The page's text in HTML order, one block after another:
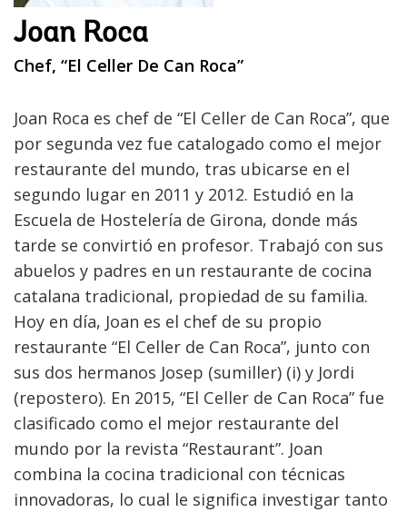
Joan Roca
Chef, “El Celler De Can Roca”
Joan Roca es chef de “El Celler de Can Roca”, que
por segunda vez fue catalogado como el mejor
restaurante del mundo, tras ubicarse en el
segundo lugar en 2011 y 2012. Estudió en la
Escuela de Hostelería de Girona, donde más
tarde se convirtió en profesor. Trabajó con sus
abuelos y padres en un restaurante de cocina
catalana tradicional, propiedad de su familia.
Hoy en día, Joan es el chef de su propio
restaurante “El Celler de Can Roca”, junto con
sus dos hermanos Josep (sumiller) (i) y Jordi
(repostero). En 2015, “El Celler de Can Roca” fue
clasificado como el mejor restaurante del
mundo por la revista “Restaurant”. Joan
combina la cocina tradicional con técnicas
innovadoras, lo cual le significa investigar tanto